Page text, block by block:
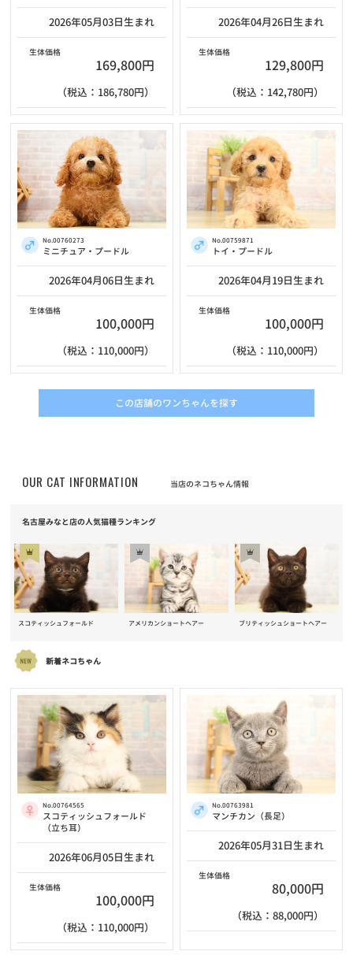
2026年05月03日生まれ
生体価格
169,800円
（税込：186,780円）
2026年04月26日生まれ
生体価格
129,800円
（税込：142,780円）
No.00760273
ミニチュア・プードル
2026年04月06日生まれ
生体価格
100,000円
（税込：110,000円）
No.00759871
トイ・プードル
2026年04月19日生まれ
生体価格
100,000円
（税込：110,000円）
この店舗のワンちゃんを探す
OUR CAT INFORMATION 当店のネコちゃん情報
名古屋みなと店の人気猫種ランキング
スコティッシュフォールド アメリカンショートヘアー ブリティッシュショートヘアー
新着ネコちゃん
No.00764565
スコティッシュフォールド
（立ち耳）
2026年06月05日生まれ
生体価格
100,000円
（税込：110,000円）
No.00763981
マンチカン（長足）
2026年05月31日生まれ
生体価格
80,000円
（税込：88,000円）